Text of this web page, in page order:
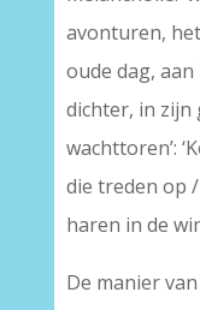
avonturen,
oude dag,
dichter, in zijn
wachttoren’:
die treden op
haren in de
De manier